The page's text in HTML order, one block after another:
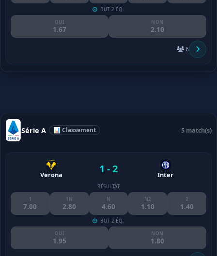
BUT 2 ÉQ.
OUI
1.67
NON
2.10
6
Série A 📊 Classement 5 match(s)
Verona 1 - 2 Inter
RÉSULTAT
1
7.00
1N
2.80
N
4.60
N2
1.10
2
1.40
BUT 2 ÉQ.
OUI
1.95
NON
1.80